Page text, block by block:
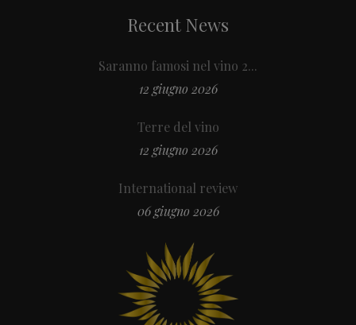
Recent News
Saranno famosi nel vino 2...
12 giugno 2026
Terre del vino
12 giugno 2026
International review
06 giugno 2026